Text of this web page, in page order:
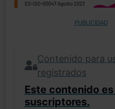
PUBLICIDAD
Contenido para
registrados
Este contenido
suscriptores.